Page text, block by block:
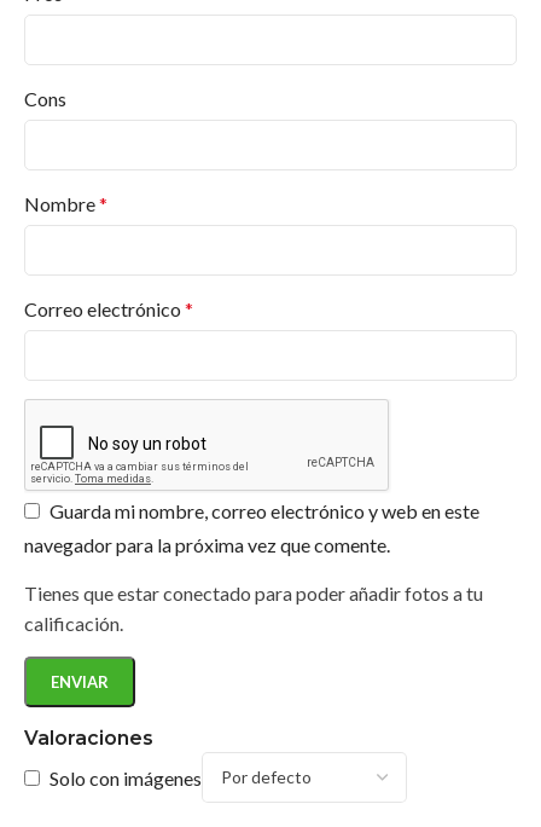
Valoraciones
Solo con imágenes
Cons
Nombre*
Correo electrónico *
Guarda mi nombre, correo electrónico y web en este
navegador para la próxima vez que comente.
Tienes que estar conectado para poder añadir fotos a tu
calificación.